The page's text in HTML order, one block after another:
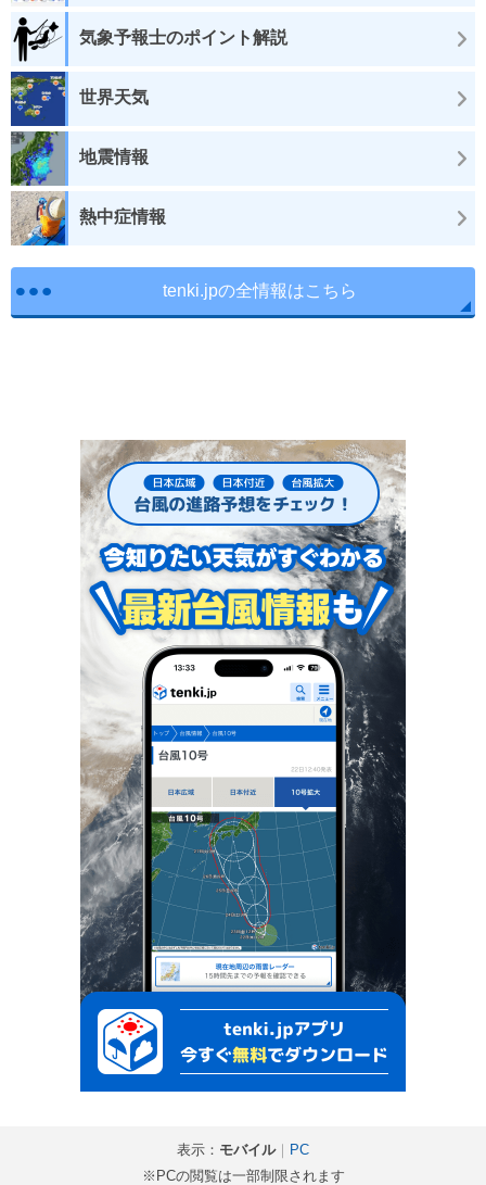
気象予報士のポイント解説
世界天気
地震情報
熱中症情報
tenki.jpの全情報はこちら
表示： モバイル｜
PC
※PCの閲覧は一部制限されます